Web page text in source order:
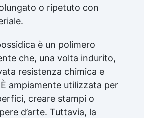
o ripetuto con
è un polimero
che, una volta indurito,
resistenza chimica e
ampiamente utilizzata per
creare stampi o
d’arte. Tuttavia, la